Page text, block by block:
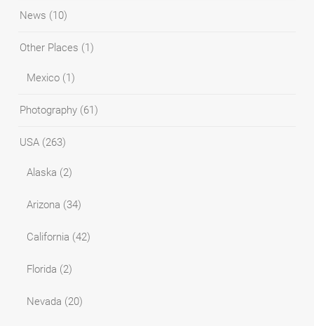
News (10)
Other Places (1)
Mexico (1)
Photography (61)
USA (263)
Alaska (2)
Arizona (34)
California (42)
Florida (2)
Nevada (20)